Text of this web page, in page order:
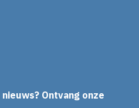
Ontvang onze